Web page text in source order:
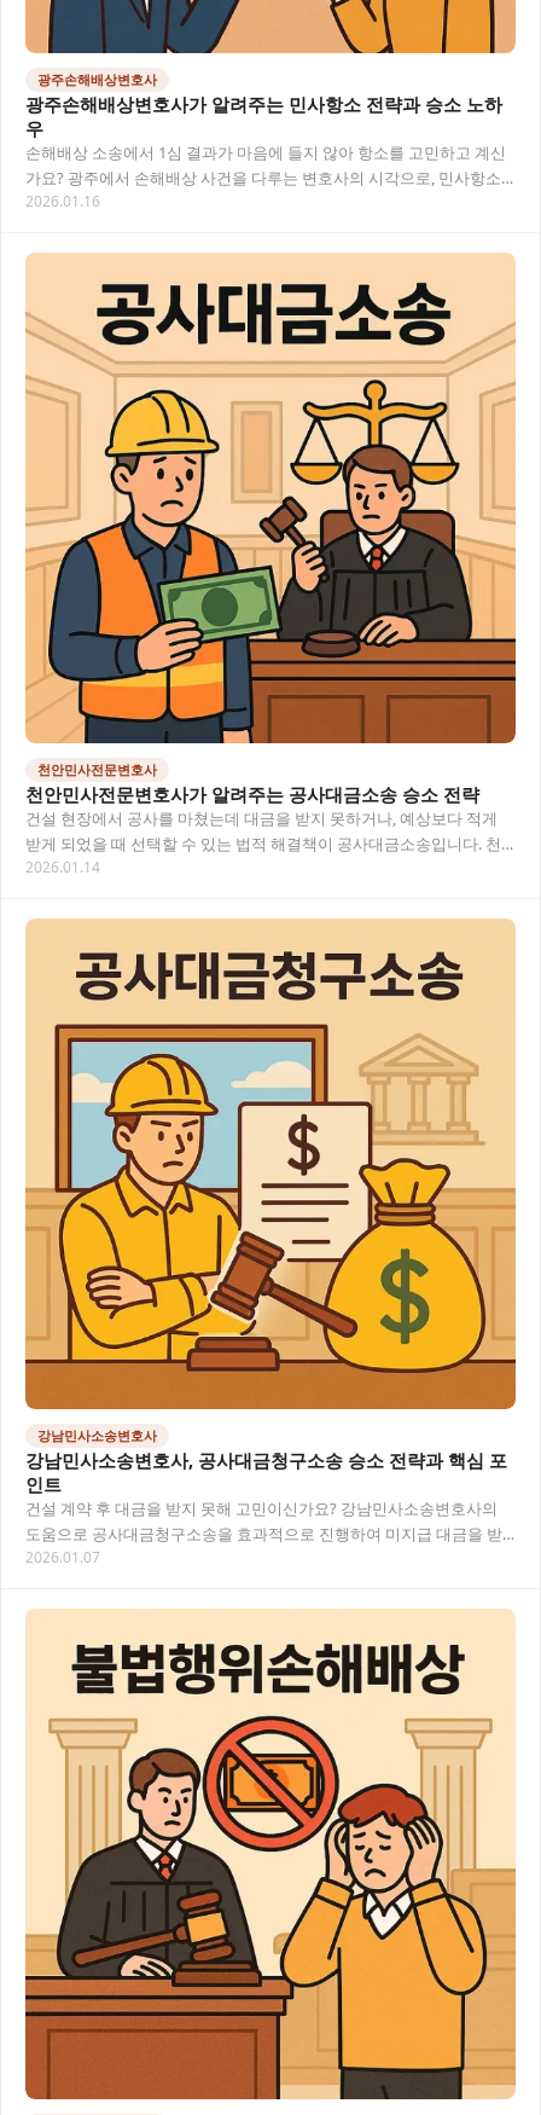
광주손해배상변호사
광주손해배상변호사가 알려주는 민사항소 전략과 승소 노하
우
손해배상 소송에서 1심 결과가 마음에 들지 않아 항소를 고민하고 계신
가요? 광주에서 손해배상 사건을 다루는 변호사의 시각으로, 민사항소
과정에서 승소 확률을 높이는 전략과 알아두어…
2026.01.16
천안민사전문변호사
천안민사전문변호사가 알려주는 공사대금소송 승소 전략
건설 현장에서 공사를 마쳤는데 대금을 받지 못하거나, 예상보다 적게
받게 되었을 때 선택할 수 있는 법적 해결책이 공사대금소송입니다. 천
안에서 발생하는 공사대금 관련 분쟁은 증거…
2026.01.14
강남민사소송변호사
강남민사소송변호사, 공사대금청구소송 승소 전략과 핵심 포
인트
건설 계약 후 대금을 받지 못해 고민이신가요? 강남민사소송변호사의
도움으로 공사대금청구소송을 효과적으로 진행하여 미지급 대금을 받
을 수 있는 방법을 알려드립니다. 목차 강남민사소송…
2026.01.07